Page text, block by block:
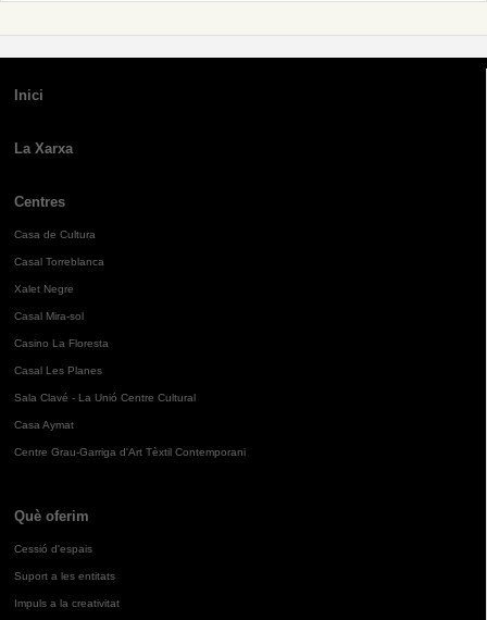
Inici
La Xarxa
Centres
Casa de Cultura
Casal Torreblanca
Xalet Negre
Casal Mira-sol
Casino La Floresta
Casal Les Planes
Sala Clavé - La Unió Centre Cultural
Casa Aymat
Centre Grau-Garriga d'Art Tèxtil Contemporani
Què oferim
Cessió d'espais
Suport a les entitats
Impuls a la creativitat